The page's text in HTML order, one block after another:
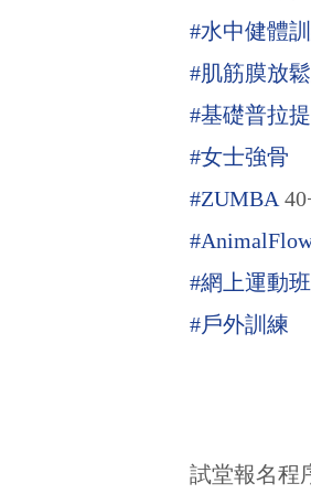
#水中健體
#肌筋膜放
#基礎普拉提
#女士強骨
#ZUMBA
#網上運動班
#戶外訓練
試堂報名程